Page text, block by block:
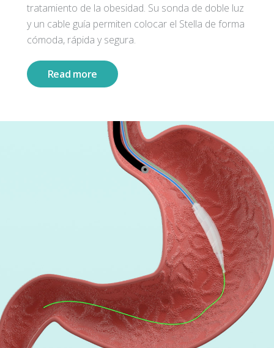
tratamiento de la obesidad. Su sonda de doble luz
y un cable guía permiten colocar el Stella de forma
cómoda, rápida y segura.
Read more